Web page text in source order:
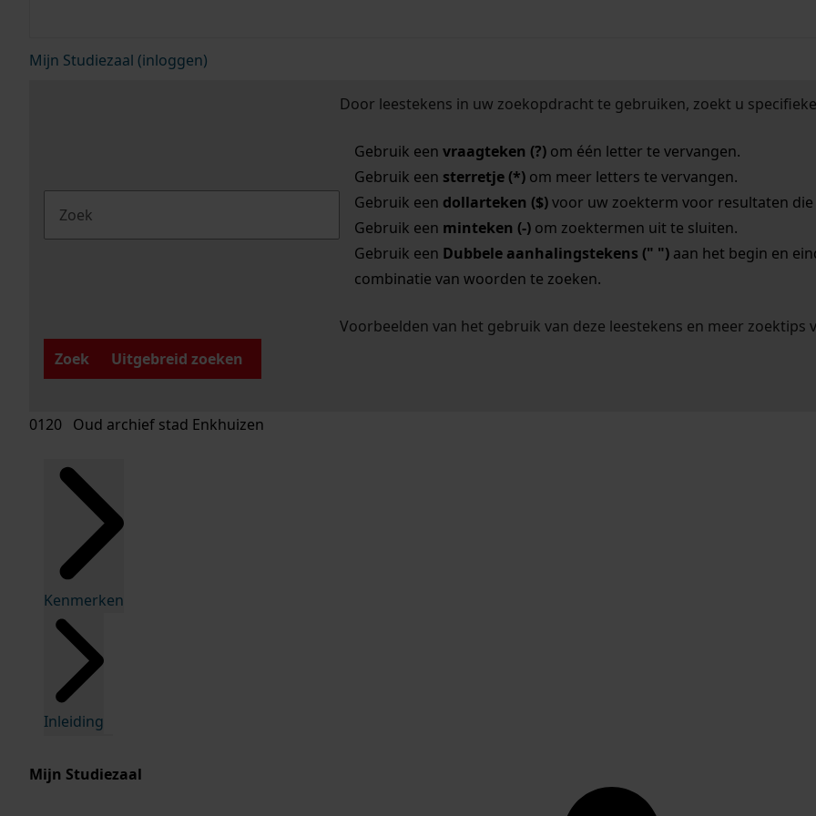
Mijn Studiezaal (inloggen)
Door leestekens in uw zoekopdracht te gebruiken, zoekt u
Gebruik een vraagteken (?)om één letter te vervangen.
Gebruik een sterretje (*)om meer letters te vervangen.
Gebruik een dollarteken ($)voor uw zoekterm voor resultaten die
Gebruik een minteken (-)om zoektermen uit te sluiten.
Gebruik een Dubbele aanhalingstekens (" ")aan het begin en
combinatie van woorden te zoeken.
Voorbeelden van het gebruik van deze leestekens en meer zoektips
Zoek
Uitgebreid zoeken
0120 Oud archief stad Enkhuizen
Kenmerken
Inleiding
Mijn Studiezaal